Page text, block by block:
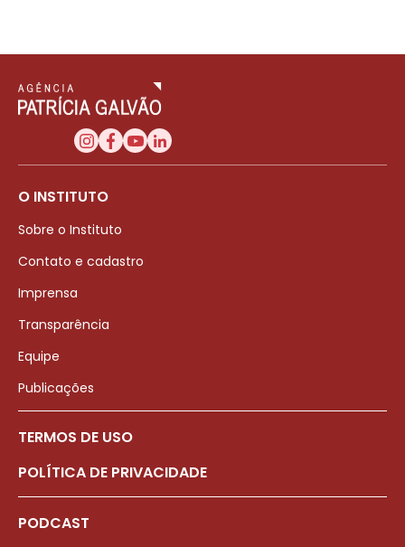
O INSTITUTO
Sobre o Instituto
Contato e cadastro
Imprensa
Transparência
Equipe
Publicações
TERMOS DE USO
POLÍTICA DE PRIVACIDADE
PODCAST